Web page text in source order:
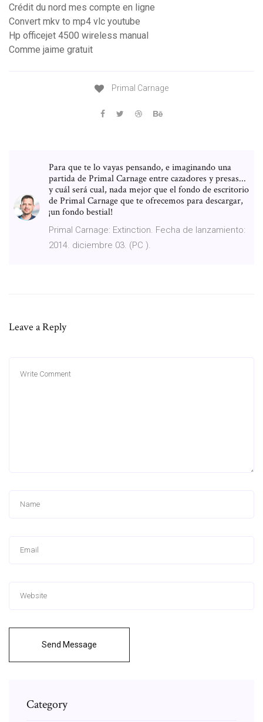
Crédit du nord mes compte en ligne
Convert mkv to mp4 vlc youtube
Hp officejet 4500 wireless manual
Comme jaime gratuit
Primal Carnage
Para que te lo vayas pensando, e imaginando una
partida de Primal Carnage entre cazadores y presas...
y cuál será cual, nada mejor que el fondo de escritorio
de Primal Carnage que te ofrecemos para descargar,
¡un fondo bestial!
Primal Carnage: Extinction. Fecha de lanzamiento:
2014. diciembre 03. (PC ).
Leave a Reply
Send Message
Category